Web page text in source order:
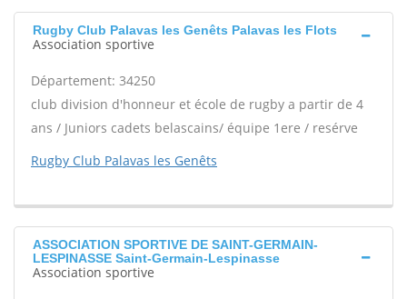
Rugby Club Palavas les Genêts Palavas les Flots
Association sportive
Département: 34250
club division d'honneur et école de rugby a partir de 4
ans / Juniors cadets belascains/ équipe 1ere / resérve
Rugby Club Palavas les Genêts
ASSOCIATION SPORTIVE DE SAINT-GERMAIN-
LESPINASSE Saint-Germain-Lespinasse
Association sportive